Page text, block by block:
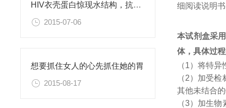
HIV衣壳蛋白惊现水结构，抗艾药物新思路
2015-07-06
想要抓住女人的心先抓住她的胃
2015-08-17
细阅读说明
本试剂盒采
体，具体过
（1）将特
（2）加受
其他未结合
（3）加生